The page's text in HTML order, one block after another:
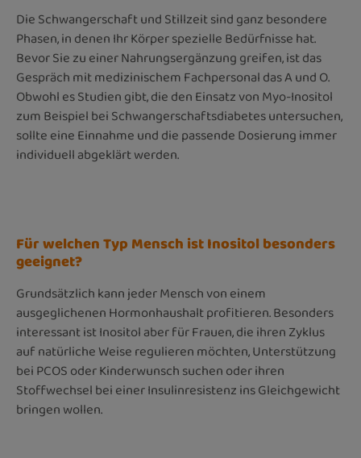
Die Schwangerschaft und Stillzeit sind ganz besondere
Phasen, in denen Ihr Körper spezielle Bedürfnisse hat.
Bevor Sie zu einer Nahrungsergänzung greifen, ist das
Gespräch mit medizinischem Fachpersonal das A und O.
Obwohl es Studien gibt, die den Einsatz von Myo-Inositol
zum Beispiel bei Schwangerschaftsdiabetes untersuchen,
sollte eine Einnahme und die passende Dosierung immer
individuell abgeklärt werden.
Für welchen Typ Mensch ist Inositol besonders
geeignet?
Grundsätzlich kann jeder Mensch von einem
ausgeglichenen Hormonhaushalt profitieren. Besonders
interessant ist Inositol aber für Frauen, die ihren Zyklus
auf natürliche Weise regulieren möchten, Unterstützung
bei PCOS oder Kinderwunsch suchen oder ihren
Stoffwechsel bei einer Insulinresistenz ins Gleichgewicht
bringen wollen.